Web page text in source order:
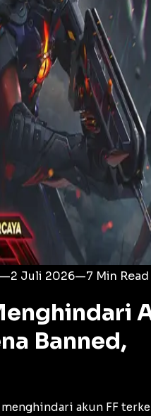
—2 Juli 2026—7 Min Read
Banned,
akun FF